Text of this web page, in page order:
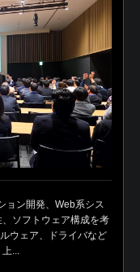
ョン開発、Web系シス
ソフトウェア構成を考
ウェア、ドライバなど
...